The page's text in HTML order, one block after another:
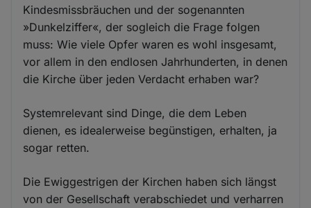
Kindesmissbräuchen und der sogenannten
»Dunkelziffer«, der sogleich die Frage folgen
muss: Wie viele Opfer waren es wohl insgesamt,
vor allem in den endlosen Jahrhunderten, in denen
die Kirche über jeden Verdacht erhaben war?
Systemrelevant sind Dinge, die dem Leben
dienen, es idealerweise begünstigen, erhalten, ja
sogar retten.
Die Ewiggestrigen der Kirchen haben sich längst
von der Gesellschaft verabschiedet und verharren